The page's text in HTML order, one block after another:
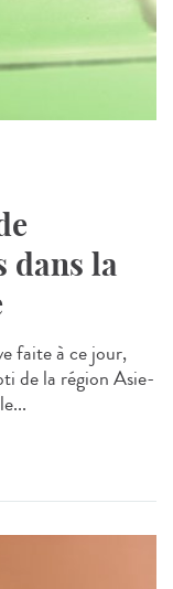
dans la
faite à ce jour,
de la région Asie-